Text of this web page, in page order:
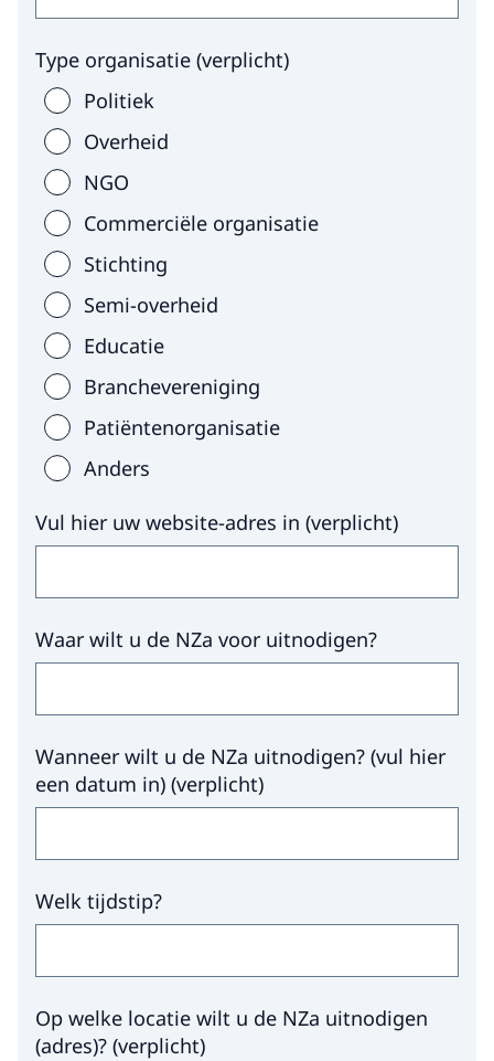
Type organisatie (verplicht)
Politiek
Overheid
NGO
Commerciële organisatie
Stichting
Semi-overheid
Educatie
Branchevereniging
Patiëntenorganisatie
Anders
Vul hier uw website-adres in (verplicht)
Waar wilt u de NZa voor uitnodigen?
Wanneer wilt u de NZa uitnodigen? (vul hier
een datum in) (verplicht)
Welk tijdstip?
Op welke locatie wilt u de NZa uitnodigen
(adres)? (verplicht)